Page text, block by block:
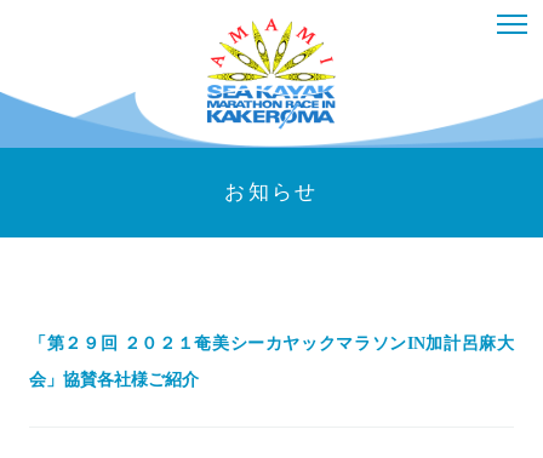
お知らせ
「第２９回 ２０２１奄美シーカヤックマラソンIN加計呂麻大
会」協賛各社様ご紹介